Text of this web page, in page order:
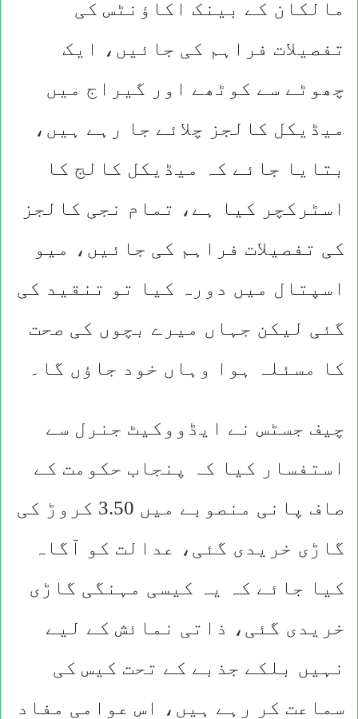
مالکان کے بینک اکاؤنٹس کی
تفصیلات فراہم کی جائیں، ایک
چھوٹے سے کوٹھے اور گیراج میں
میڈیکل کالجز چلائے جا رہے ہیں،
بتایا جائے کہ میڈیکل کالج کا
اسٹرکچر کیا ہے، تمام نجی کالجز
کی تفصیلات فراہم کی جائیں، میو
اسپتال میں دورہ کیا تو تنقید کی
گئی لیکن جہاں میرے بچوں کی صحت
کا مسئلہ ہوا وہاں خود جاؤں گا۔
چیف جسٹس نے ایڈووکیٹ جنرل سے
استفسار کیا کہ پنجاب حکومت کے
صاف پانی منصوبے میں 3.50 کروڑ کی
گاڑی خریدی گئی، عدالت کو آگاہ
کیا جائے کہ یہ کیسی مہنگی گاڑی
خریدی گئی، ذاتی نمائش کے لیے
نہیں بلکے جذبے کے تحت کیس کی
سماعت کر رہے ہیں، اس عوامی مفاد